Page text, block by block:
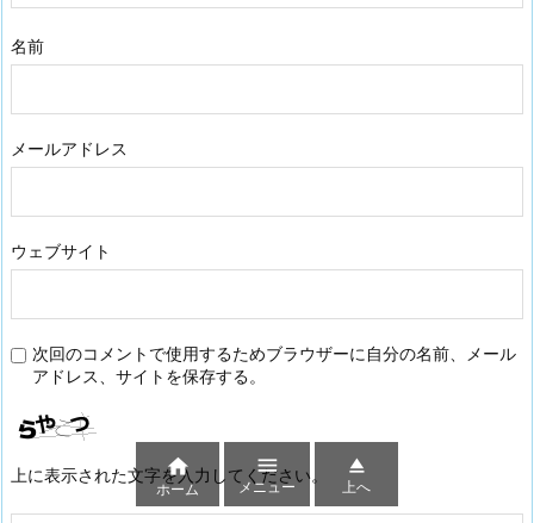
名前
メールアドレス
ウェブサイト
次回のコメントで使用するためブラウザーに自分の名前、メール
アドレス、サイトを保存する。
上に表示された文字を入力してください。

ホーム

メニュー

上へ